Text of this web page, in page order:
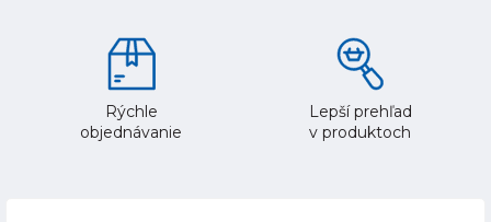
Rýchle
objednávanie
Lepší prehľad
v produktoch